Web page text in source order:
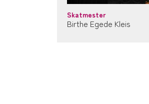
Skatmester
Birthe Egede Kleis